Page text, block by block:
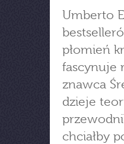
Umberto
płomień
fascynuje
znawca
dzieje
chciałby